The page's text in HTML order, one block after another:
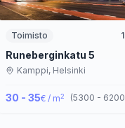
Toimisto
Runeberginkatu 5
Kamppi, Helsinki
30 - 35€ / m2 (5300 - 6200